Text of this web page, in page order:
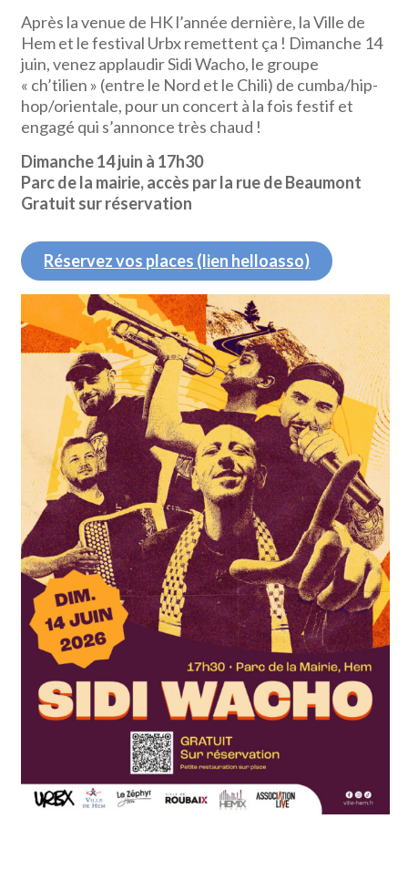
Après la venue de HK l’année dernière, la Ville de
Hem et le festival Urbx remettent ça ! Dimanche 14
juin, venez applaudir Sidi Wacho, le groupe
« ch’tilien » (entre le Nord et le Chili) de cumba/hip-
hop/orientale, pour un concert à la fois festif et
engagé qui s’annonce très chaud !
Dimanche 14 juin à 17h30
Parc de la mairie, accès par la rue de Beaumont
Gratuit sur réservation
Réservez vos places (lien helloasso)